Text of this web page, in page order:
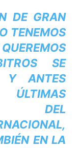
DE GRAN
TENEMOS
SE
Y ANTES
DEL
EN LA